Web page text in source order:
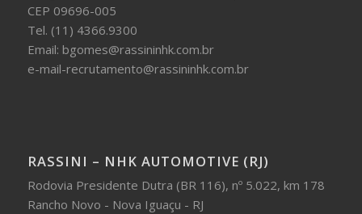
CEP 09696-005
Tel. (11) 4366.9300
Email: bgomes@rassininhk.com.br
e-mail-recrutamento@rassininhk.com.br
RASSINI – NHK AUTOMOTIVE (RJ)
Rodovia Presidente Dutra (BR 116), nº 5.022, km 178
Rancho Novo - Nova Iguaçu - RJ